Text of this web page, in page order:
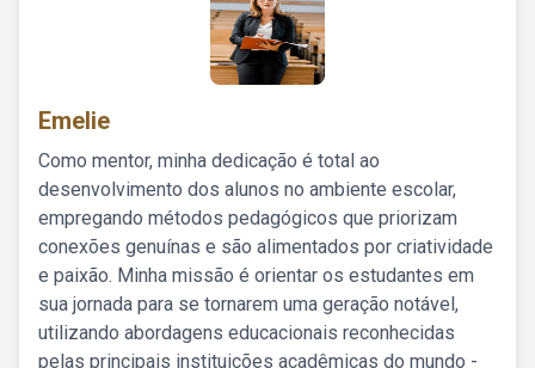
Emelie
Como mentor, minha dedicação é total ao
desenvolvimento dos alunos no ambiente escolar,
empregando métodos pedagógicos que priorizam
conexões genuínas e são alimentados por criatividade
e paixão. Minha missão é orientar os estudantes em
sua jornada para se tornarem uma geração notável,
utilizando abordagens educacionais reconhecidas
pelas principais instituições acadêmicas do mundo -